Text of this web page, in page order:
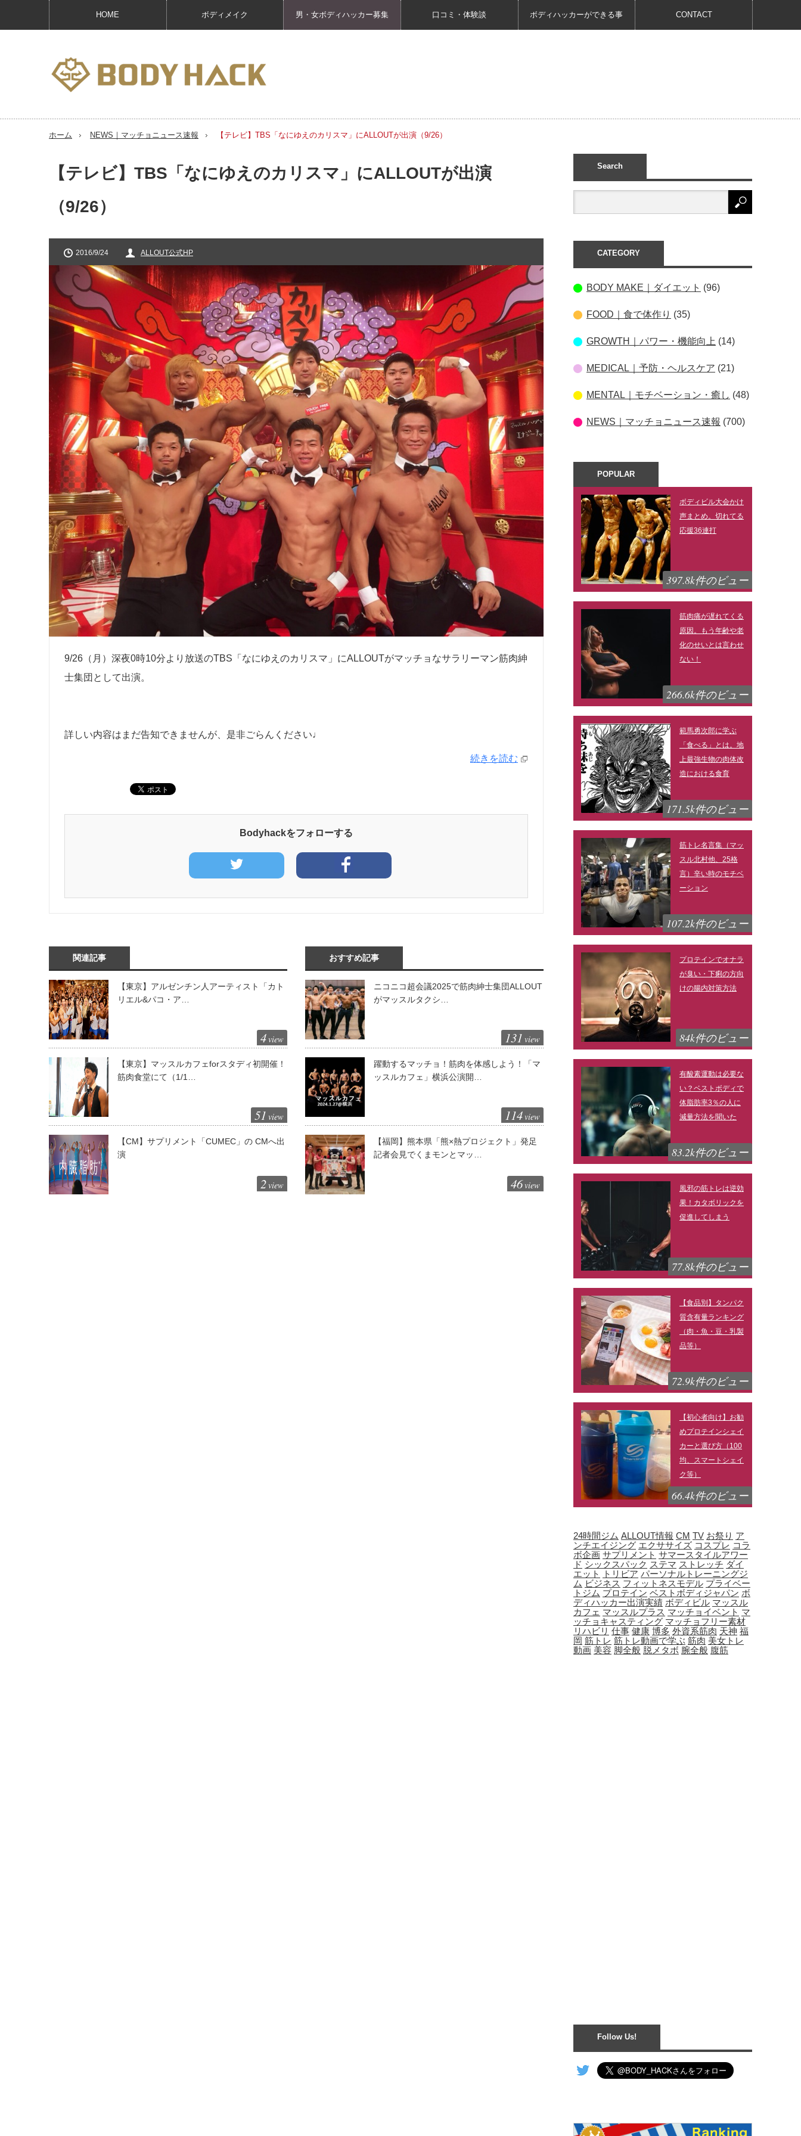
HOME ボディメイク 男・女ボディハッカー募集 口コミ・体験談 ボディハッカーができる事 CONTACT
ホーム NEWS｜マッチョニュース速報 【テレビ】TBS「なにゆえのカリスマ」にALLOUTが出演（9/26）
【テレビ】TBS「なにゆえのカリスマ」にALLOUTが出演
（9/26）
2016/9/24 ALLOUT公式HP
9/26（月）深夜0時10分より放送のTBS「なにゆえのカリスマ」にALLOUTがマッチョなサラリーマン筋肉紳
士集団として出演。
詳しい内容はまだ告知できませんが、是非ごらんください♩
続きを読む
Bodyhackをフォローする
関連記事
【東京】アルゼンチン人アーティスト「カト
リエル&パコ・ア…
4 view
【東京】マッスルカフェforスタディ初開催！
筋肉食堂にて（1/1…
51 view
【CM】サプリメント「CUMEC」の CMへ出
演
2 view
おすすめ記事
ニコニコ超会議2025で筋肉紳士集団ALLOUT
がマッスルタクシ…
131 view
躍動するマッチョ！筋肉を体感しよう！「マ
ッスルカフェ」横浜公演開…
114 view
【福岡】熊本県「熊×熱プロジェクト」発足
記者会見でくまモンとマッ…
46 view
Search
CATEGORY
BODY MAKE｜ダイエット (96)
FOOD｜食で体作り (35)
GROWTH｜パワー・機能向上 (14)
MEDICAL｜予防・ヘルスケア (21)
MENTAL｜モチベーション・癒し (48)
NEWS｜マッチョニュース速報 (700)
POPULAR
ボディビル大会かけ
声まとめ。切れてる
応援36連打
397.8k件のビュー
筋肉痛が遅れてくる
原因。もう年齢や老
化のせいとは言わせ
ない！
266.6k件のビュー
範馬勇次郎に学ぶ
「食べる」とは。地
上最強生物の肉体改
造における食育
171.5k件のビュー
筋トレ名言集（マッ
スル北村他、25格
言）辛い時のモチベ
ーション
107.2k件のビュー
プロテインでオナラ
が臭い・下痢の方向
けの腸内対策方法
84k件のビュー
有酸素運動は必要な
い？ベストボディで
体脂肪率3％の人に
減量方法を聞いた
83.2k件のビュー
風邪の筋トレは逆効
果！カタボリックを
促進してしまう
77.8k件のビュー
【食品別】タンパク
質含有量ランキング
（肉・魚・豆・乳製
品等）
72.9k件のビュー
【初心者向け】お勧
めプロテインシェイ
カーと選び方（100
均、スマートシェイ
ク等）
66.4k件のビュー
24時間ジム ALLOUT情報 CM TV お祭り ア
ンチエイジング エクササイズ コスプレ コラ
ボ企画 サプリメント サマースタイルアワー
ド シックスパック ステマ ストレッチ ダイ
エット
トリビア パーソナルトレーニングジ
ム ビジネス フィットネスモデル プライベー
トジム プロテイン ベストボディジャパン ボ
ディハッカー出演実績 ボディビル マッスル
カフェ マッスルプラス マッチョイベント マ
ッチョキャスティング マッチョフリー素材
リハビリ 仕事 健康 博多 外資系筋肉 天神 福
岡 筋トレ 筋トレ動画で学ぶ 筋肉 美女トレ
動画 美容 脚全般 脱メタボ 腕全般 腹筋
Follow Us!